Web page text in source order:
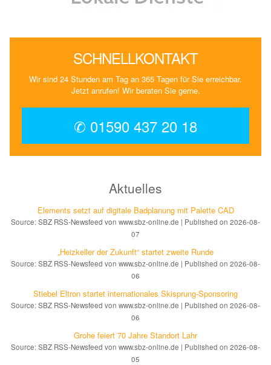
SCHNELLKONTAKT
Wir sind 24 Stunden am Tag an 365 Tagen für Sie erreichbar.
Jetzt anrufen! Wir beraten Sie gerne.
✆ 01590 437 20 18
Aktuelles
Elements setzt auf di­gi­ta­le Bad­pla­nung mit Palette CAD
Source: SBZ RSS-Newsfeed von www.sbz-online.de
Published on 2026-08-
07
„Heizkeller der Zu­kunft“ star­tet zwei­te Run­de
Source: SBZ RSS-Newsfeed von www.sbz-online.de
Published on 2026-08-
06
Stiebel Eltron startet internatio­nales Ski­sprung-Spon­soring
Source: SBZ RSS-Newsfeed von www.sbz-online.de
Published on 2026-08-
06
Grohe feiert 70 Jahre Standort Lahr
Source: SBZ RSS-Newsfeed von www.sbz-online.de
Published on 2026-08-
05